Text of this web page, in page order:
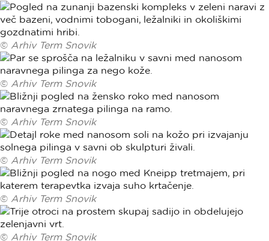
© Arhiv Term Snovik
© Arhiv Term Snovik
© Arhiv Term Snovik
© Arhiv Term Snovik
© Arhiv Term Snovik
© Arhiv Term Snovik